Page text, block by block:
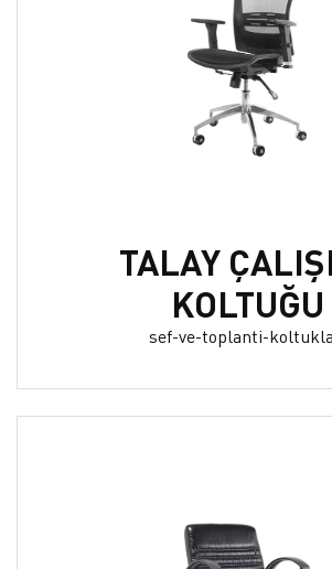
TALAY
KOLTUĞU
sef-ve-toplanti-